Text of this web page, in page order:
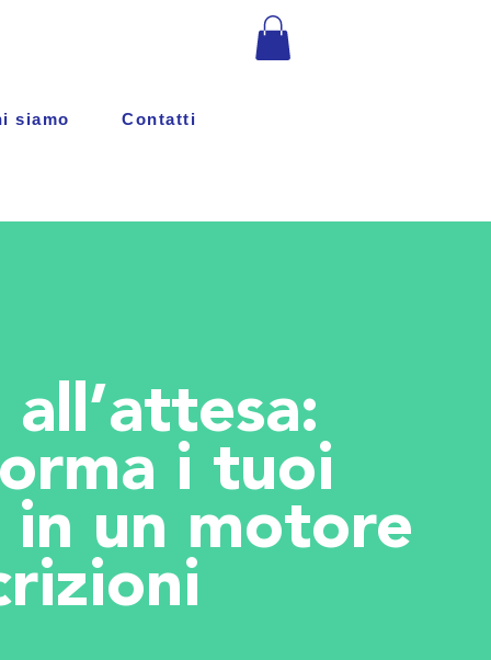
i tuoi
un motore
siamo Contatti